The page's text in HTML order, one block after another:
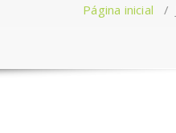
Página inicial /